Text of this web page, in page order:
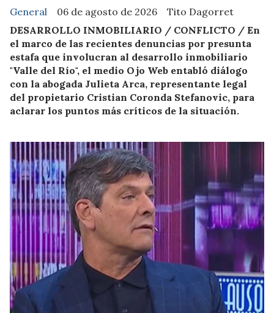
Tito Dagorret
General
06 de agosto de 2026
DESARROLLO INMOBILIARIO / CONFLICTO / En
el marco de las recientes denuncias por presunta
estafa que involucran al desarrollo inmobiliario
"Valle del Río", el medio Ojo Web entabló diálogo
con la abogada Julieta Arca, representante legal
del propietario Cristian Coronda Stefanovic, para
aclarar los puntos más críticos de la situación.